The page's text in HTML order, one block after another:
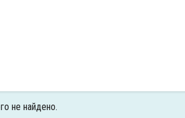
не найдено.